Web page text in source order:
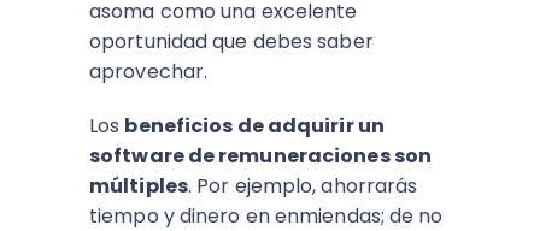
asoma como una excelente
oportunidad que debes saber
aprovechar.
Los beneficios de adquirir un
software de remuneraciones son
múltiples. Por ejemplo, ahorrarás
tiempo y dinero en enmiendas; de no